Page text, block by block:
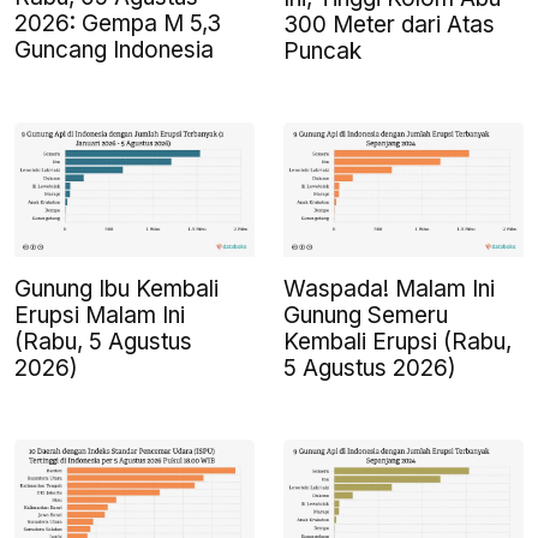
2026: Gempa M 5,3
Guncang Indonesia
300 Meter dari Atas
Puncak
Gunung Ibu Kembali
Erupsi Malam Ini
(Rabu, 5 Agustus
2026)
Waspada! Malam Ini
Gunung Semeru
Kembali Erupsi (Rabu,
5 Agustus 2026)